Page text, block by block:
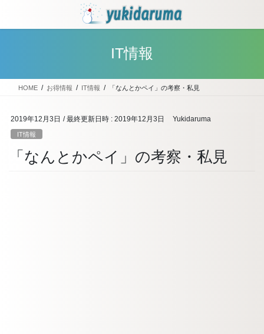
テ
ス
ゲ
ン
IT情報
HOME お得情報 IT情報 「なんとかペイ」の考察・私見
2019年12月3日 / 最終更新日時 : 2019年12月3日 Yukidaruma
IT情報
「なんとかペイ」の考察・私見